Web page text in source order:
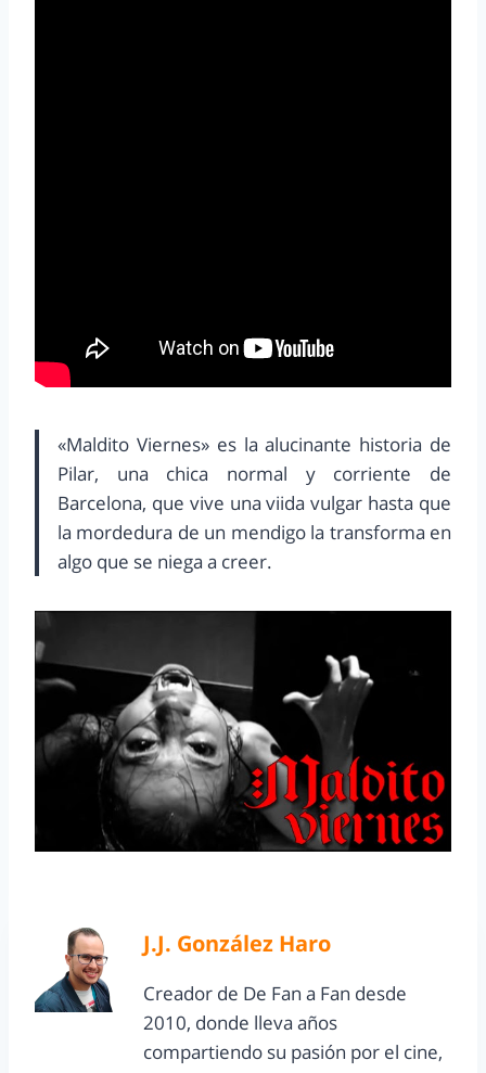
«Maldito Viernes» es la alucinante historia de
Pilar, una chica normal y corriente de
Barcelona, que vive una viida vulgar hasta que
la mordedura de un mendigo la transforma en
algo que se niega a creer.
J.J. González Haro
Creador de De Fan a Fan desde
2010, donde lleva años
compartiendo su pasión por el cine,